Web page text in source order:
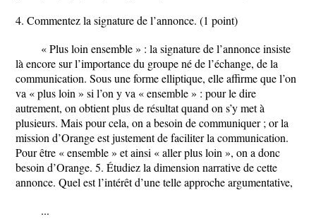
4. Commentez la signature de l’annonce. (1 point)
« Plus loin ensemble » : la signature de l’annonce insiste
là encore sur l’importance du groupe né de l’échange, de la
communication. Sous une forme elliptique, elle affirme que l’on
va « plus loin » si l’on y va « ensemble » : pour le dire
autrement, on obtient plus de résultat quand on s’y met à
plusieurs. Mais pour cela, on a besoin de communiquer ; or la
mission d’Orange est justement de faciliter la communication.
Pour être « ensemble » et ainsi « aller plus loin », on a donc
besoin d’Orange. 5. Étudiez la dimension narrative de cette
annonce. Quel est l’intérêt d’une telle approche argumentative,
...